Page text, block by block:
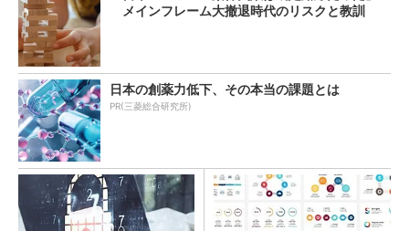
メインフレーム大撤退時代のリスクと教訓
日本の創薬力低下、その本当の課題とは
PR(三菱総合研究所)